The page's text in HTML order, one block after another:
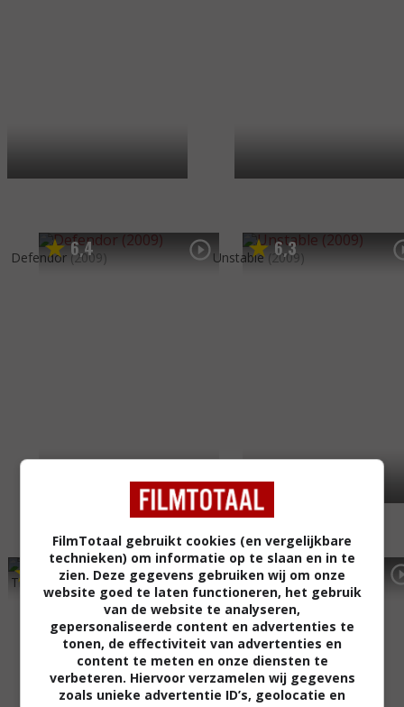
6,4
Defendor (2009) 6,3
Unstable (2009)
3
The Cry of the Owl (2009) 7,2
Iron Road (2008)
FilmTotaal gebruikt cookies (en vergelijkbare
technieken) om informatie op te slaan en in te
zien. Deze gegevens gebruiken wij om onze
website goed te laten functioneren, het gebruik
van de website te analyseren,
gepersonaliseerde content en advertenties te
tonen, de effectiviteit van advertenties en
content te meten en onze diensten te
verbeteren. Hiervoor verzamelen wij gegevens
zoals unieke advertentie ID’s, geolocatie en